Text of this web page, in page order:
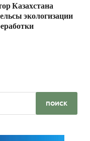
Казахстана
экологизации